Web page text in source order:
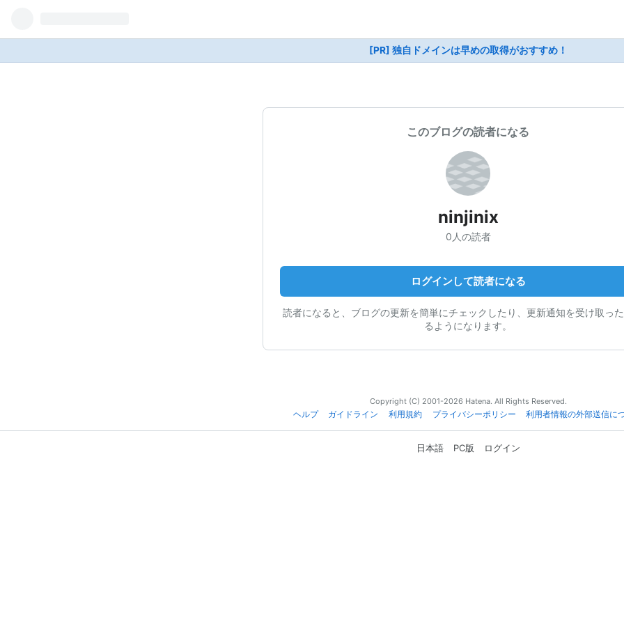
[PR] 独自ドメインは早めの取得がおすすめ！
このブログの読者になる
ninjinix
0人の読者
ログインして読者になる
読者になると、ブログの更新を簡単にチェックしたり、更新通知を受け取っ
るようになります。
Copyright (C) 2001-2026 Hatena. All Rights Reserved.
ヘルプ
ガイドライン 利用規約 プライバシーポリシー 利用者情報の外部送信に
日本語 PC版 ログイン